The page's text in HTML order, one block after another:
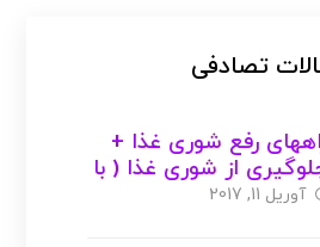
تصادفی
رفع شوری غذا +
از شوری غذا ( با
)
آوریل 11, 2017